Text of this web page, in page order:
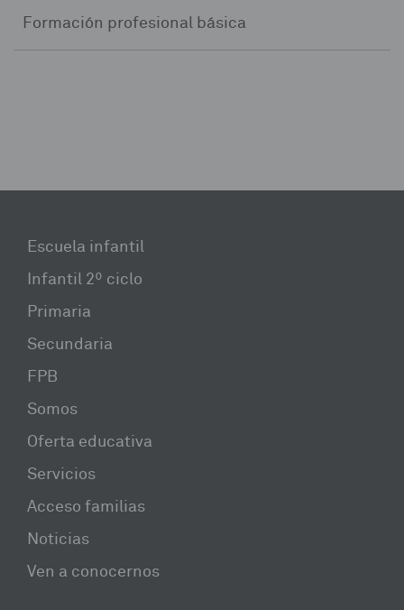
Formación profesional básica
Escuela infantil
Infantil 2º ciclo
Primaria
Secundaria
FPB
Somos
Oferta educativa
Servicios
Acceso familias
Noticias
Ven a conocernos